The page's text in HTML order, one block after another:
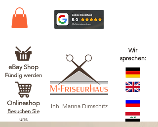
eBay Shop
Fündig werden
Onlineshop
Besuchen Sie
uns
Inh. Marina Dimschitz
Wir
sprechen: